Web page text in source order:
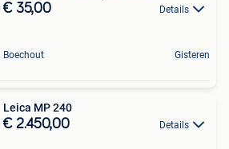
€ 35,00 Details
Boechout Gisteren
Leica MP 240
€ 2.450,00 Details